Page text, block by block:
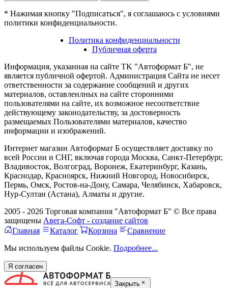
* Нажимая кнопку "Подписаться", я соглашаюсь с условиями
политики конфиденциальности.
Политика конфиденциальности
Публичная оферта
Информация, указанная на сайте TK "Автоформат Б", не
является публичной офертой. Администрация Сайта не несет
ответственности за содержание сообщений и других
материалов, оставленлных на сайте сторонними
пользователями на сайте, их возможное несоответствие
действующему законодательству, за достоверность
размещаемых Пользователями материалов, качество
информации и изображений.
Интернет магазин Автоформат Б осуществляет доставку по
всей России и СНГ, включая города Москва, Санкт-Петербург,
Владивосток, Волгоград, Воронеж, Екатеринбург, Казань,
Краснодар, Красноярск, Нижний Новгород, Новосибирск,
Пермь, Омск, Ростов-на-Дону, Самара, Челябинск, Хабаровск,
Нур-Султан (Астана), Алматы и другие.
2005 - 2026 Торговая компания "Автоформат Б" © Все права
защищены Авега-Софт - создание сайтов
Главная
Каталог Корзина
Сравнение
Мы используем файлы Cookie. Подробнее...
Я согласен
Закрыть